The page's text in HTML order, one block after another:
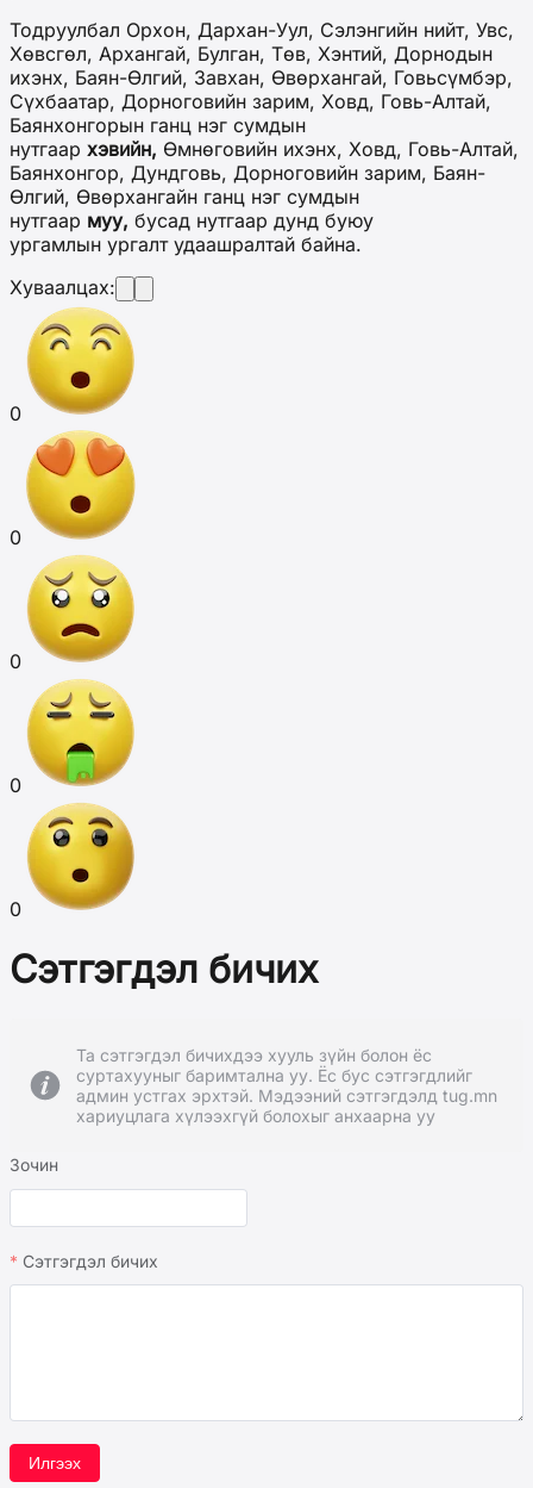
Тодруулбал Орхон, Дархан-Уул, Сэлэнгийн нийт, Увс,
Хөвсгөл, Архангай, Булган, Төв, Хэнтий, Дорнодын
ихэнх, Баян-Өлгий, Завхан, Өвөрхангай, Говьсүмбэр,
Сүхбаатар, Дорноговийн зарим, Ховд, Говь-Алтай,
Баянхонгорын ганц нэг сумдын
нутгаар хэвийн, Өмнөговийн ихэнх, Ховд, Говь-Алтай,
Баянхонгор, Дундговь, Дорноговийн зарим, Баян-
Өлгий, Өвөрхангайн ганц нэг сумдын
нутгаар муу, бусад нутгаар дунд буюу
ургамлын ургалт удаашралтай байна.
Хуваалцах:
0
0
0
0
0
Сэтгэгдэл бичих
Та сэтгэгдэл бичихдээ хууль зүйн болон ёс
суртахууныг баримтална уу. Ёс бус сэтгэгдлийг
админ устгах эрхтэй. Мэдээний сэтгэгдэлд tug.mn
хариуцлага хүлээхгүй болохыг анхаарна уу
Зочин
Сэтгэгдэл бичих
Илгээх